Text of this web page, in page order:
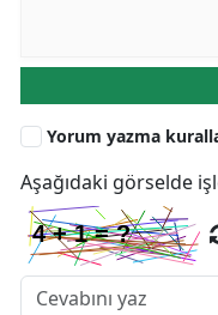
Yorum yazma
Aşağıdaki görselde